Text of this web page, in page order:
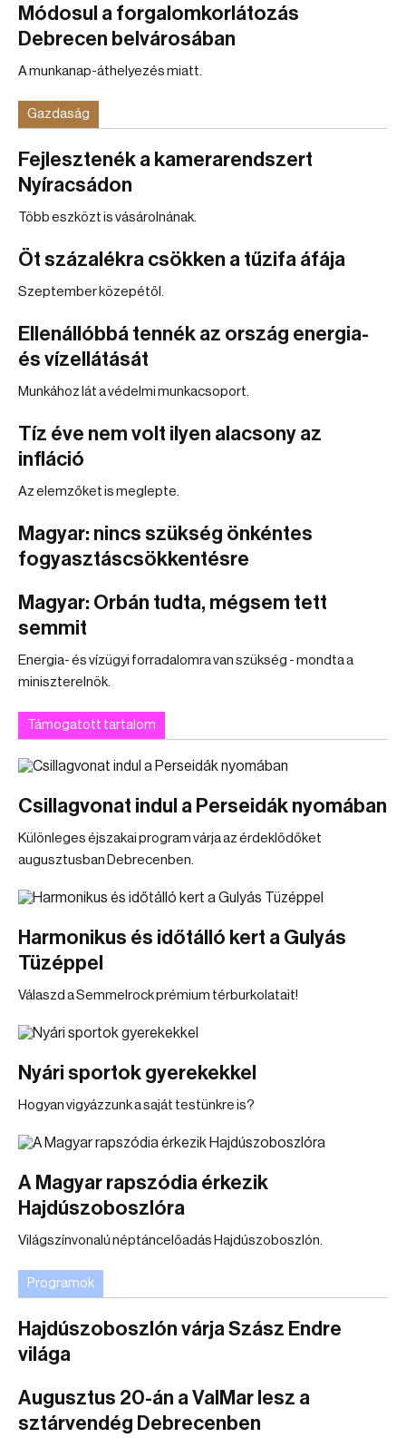
Módosul a forgalomkorlátozás
Debrecen belvárosában
A munkanap-áthelyezés miatt.
Gazdaság
Fejlesztenék a kamerarendszert
Nyíracsádon
Több eszközt is vásárolnának.
Öt százalékra csökken a tűzifa áfája
Szeptember közepétől.
Ellenállóbbá tennék az ország energia-
és vízellátását
Munkához lát a védelmi munkacsoport.
Tíz éve nem volt ilyen alacsony az
infláció
Az elemzőket is meglepte.
Magyar: nincs szükség önkéntes
fogyasztáscsökkentésre
Magyar: Orbán tudta, mégsem tett
semmit
Energia- és vízügyi forradalomra van szükség - mondta a
miniszterelnök.
Támogatott tartalom
Csillagvonat indul a Perseidák nyomában
Különleges éjszakai program várja az érdeklődőket
augusztusban Debrecenben.
Harmonikus és időtálló kert a Gulyás
Tüzéppel
Válaszd a Semmelrock prémium térburkolatait!
Nyári sportok gyerekekkel
Hogyan vigyázzunk a saját testünkre is?
A Magyar rapszódia érkezik
Hajdúszoboszlóra
Világszínvonalú néptáncelőadás Hajdúszoboszlón.
Programok
Hajdúszoboszlón várja Szász Endre
világa
Augusztus 20-án a ValMar lesz a
sztárvendég Debrecenben